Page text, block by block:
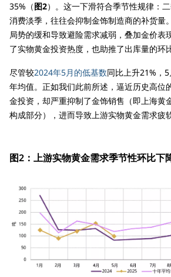
35%（图2）。这一下滑符合季节性规律：
消费淡季，往往会抑制金饰制造商的补货量
局势的缓和导致避险需求减弱，叠加金价表
了实物黄金投资热度，也助推了出库量的环
尽管较2024年5月的低基数同比上升21%，
年均值。正如我们此前所述，逼近历史高位
金投资，却严重抑制了金饰销售（即上海黄
构成部分），进而导致上游实物黄金需求疲
图2：上游实物黄金需求季节性环比下